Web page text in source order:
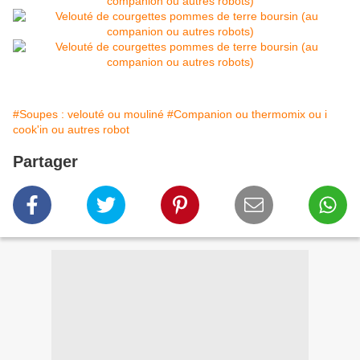
#Soupes : velouté ou mouliné #Companion ou thermomix ou i
cook'in ou autres robot
Partager